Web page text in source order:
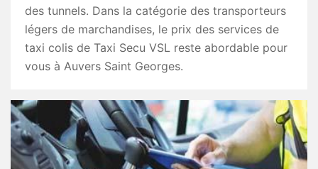
des tunnels. Dans la catégorie des transporteurs
légers de marchandises, le prix des services de
taxi colis de Taxi Secu VSL reste abordable pour
vous à Auvers Saint Georges.